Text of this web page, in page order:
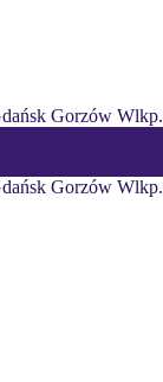
Gorzów Wlkp.
Gorzów Wlkp.